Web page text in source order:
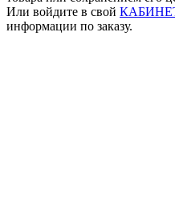
Или войдите в свой
информации по заказу.